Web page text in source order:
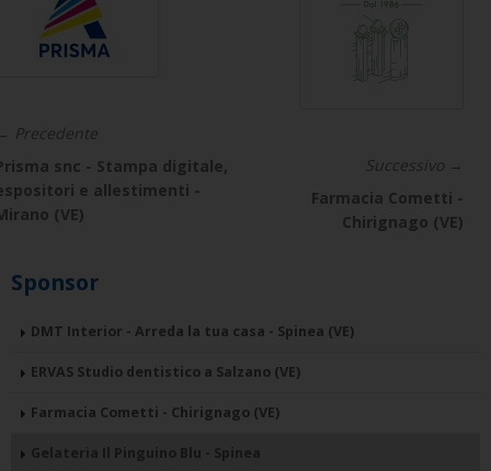
Precedente
snc - Stampa digitale,
e allestimenti -
(VE)
Successivo →
Farmacia Cometti -
Chirignago (VE)
Sponsor
DMT Interior - Arreda la tua casa - Spinea (VE)
ERVAS Studio dentistico a Salzano (VE)
Farmacia Cometti - Chirignago (VE)
Gelateria Il Pinguino Blu - Spinea